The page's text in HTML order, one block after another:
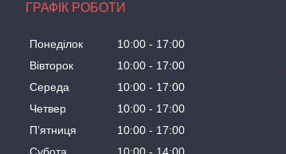
ГРАФІК РОБОТИ
Понеділок 10:00
17:00
Вівторок
10:00
17:00
Середа
10:00
17:00
Четвер
10:00
17:00
Пʼятниця
10:00
17:00